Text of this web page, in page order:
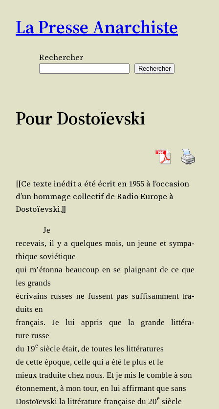
contenu
La Presse Anarchiste
Rechercher
Rechercher
Pour Dostoïevski
[[Ce texte inédit a été écrit en 1955 à l’occasion
d’un hom­mage col­lec­tif de Radio Europe à
Dostoïevski.]]
Je
rece­vais, il y a quelques mois, un jeune et sym­pa­
thique soviétique
qui m’étonna beau­coup en se plai­gnant de ce que
les grands
écri­vains russes ne fussent pas suf­fi­sam­ment tra­
duits en
fran­çais. Je lui appris que la grande lit­té­ra­
ture russe
du 19e siècle était, de toutes les littératures
de cette époque, celle qui a été le plus et le
mieux tra­duite chez nous. Et je mis le comble à son
éton­ne­ment, à mon tour, en lui affir­mant que sans
Dos­toïevs­ki la lit­té­ra­ture fran­çaise du 20e siècle